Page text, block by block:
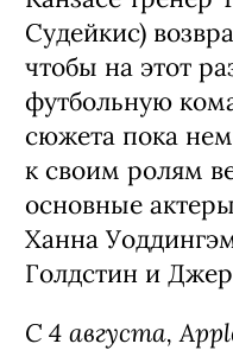
Судейкис)
чтобы на этот
футбольную
сюжета пока
к своим ролям
основные
Ханна
Голдстин и
С 4 августа,